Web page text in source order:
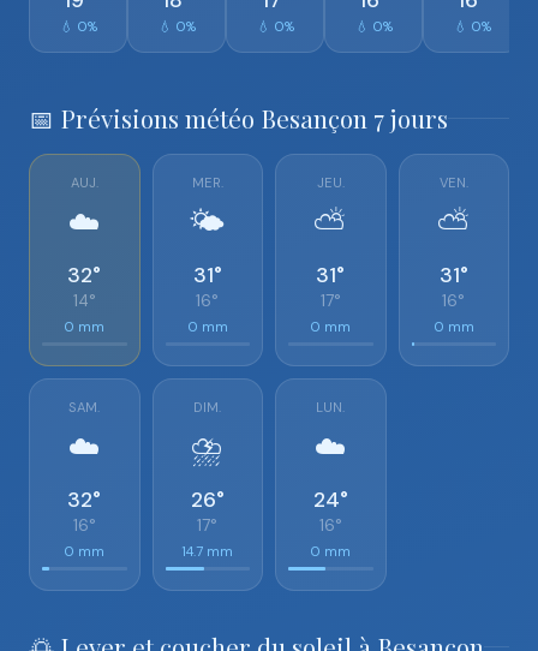
💧 0% 💧 0% 💧 0% 💧 0% 💧 0%
📅 Prévisions météo Besançon 7 jours
AUJ.
☁️
32°
14°
0 mm
MER.
🌤️
31°
16°
0 mm
JEU.
⛅
31°
17°
0 mm
VEN.
⛅
31°
16°
0 mm
SAM.
☁️
32°
16°
0 mm
DIM.
⛈️
26°
17°
14.7 mm
LUN.
☁️
24°
16°
0 mm